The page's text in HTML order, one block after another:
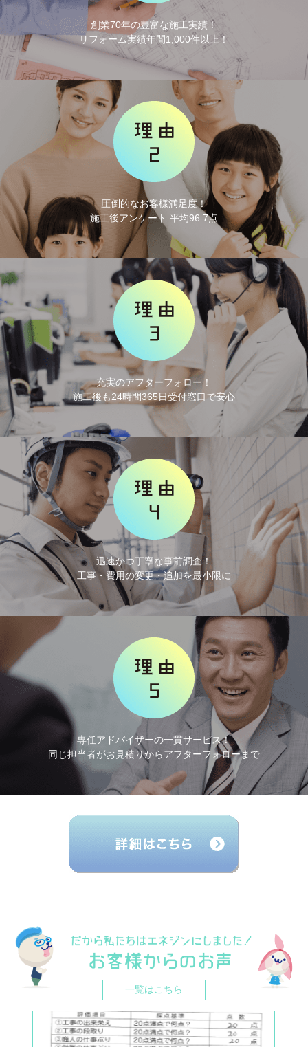
創業70年の豊富な施工実績！
リフォーム実績年間1,000件以上！
圧倒的なお客様満足度！
施工後アンケート 平均96.7点
充実のアフターフォロー！
施工後も24時間365日受付窓口で安心
迅速かつ丁寧な事前調査！
工事・費用の変更・追加を最小限に
専任アドバイザーの一貫サービス！
同じ担当者がお見積りからアフターフォローまで
一覧はこちら